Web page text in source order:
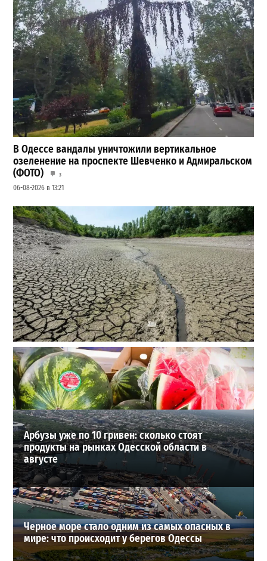
В Одессе вандалы уничтожили вертикальное
озеленение на проспекте Шевченко и Адмиральском
(ФОТО)
3
06-08-2026 в 13:21
Днестр рекордно обмелел: одесситов просят срочно
экономить воду
2
29-07-2026 в 19:28
ВИБОР РЕДАКЦИИ
Арбузы уже по 10 гривен: сколько стоят
продукты на рынках Одесской области в
августе
Черное море стало одним из самых опасных в
мире: что происходит у берегов Одессы